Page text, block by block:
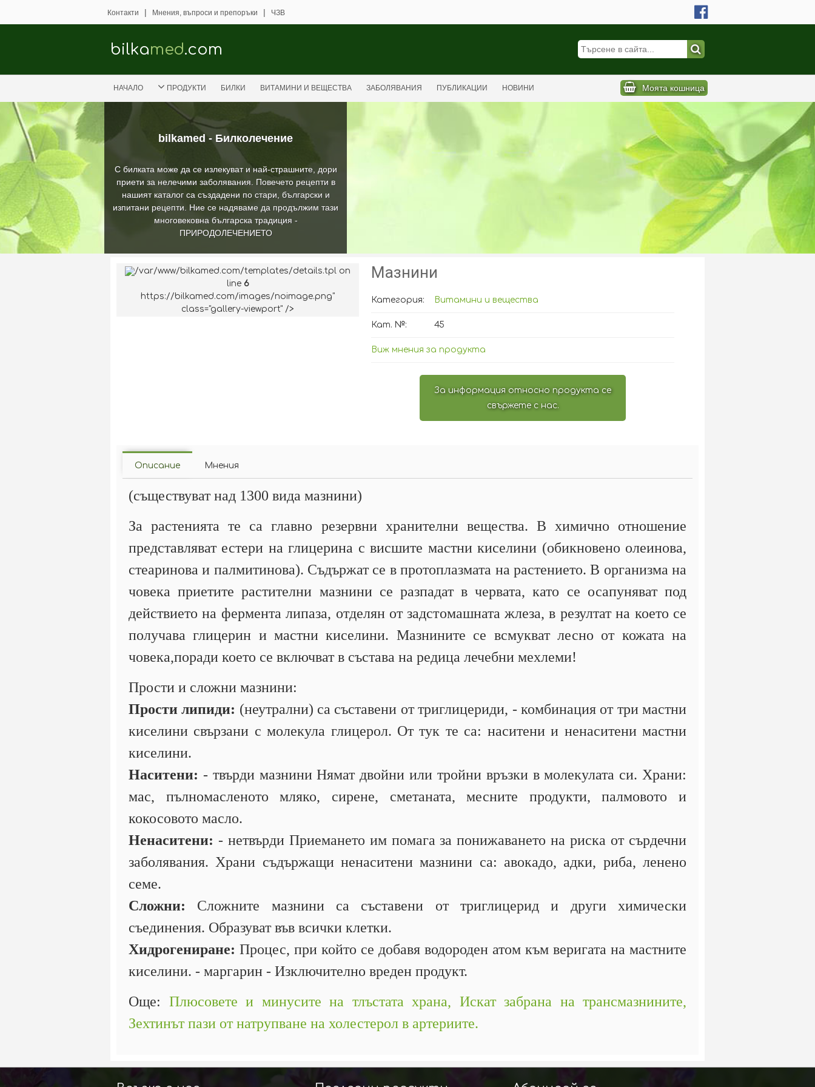
bilkamed - Билколечение
С билката може да се излекуват и най-страшните, дори
приети за нелечими заболявания. Повечето рецепти в
нашият каталог са създадени по стари, български и
изпитани рецепти. Ние се надяваме да продължим тази
многовековна българска традиция -
ПРИРОДОЛЕЧЕНИЕТО
Контакти | Мнения, въпроси и препоръки | ЧЗВ
bilkamed.com
НАЧАЛО ПРОДУКТИ БИЛКИ ВИТАМИНИ И ВЕЩЕСТВА ЗАБОЛЯВАНИЯ ПУБЛИКАЦИИ НОВИНИ Моята кошница
/var/www/bilkamed.com/templates/details.tpl on
line 6
https://bilkamed.com/images/noimage.png"
class="gallery-viewport" />
Мазнини
Категория: Витамини и вещества
Кат. №: 45
Виж мнения за продукта
За информация относно продукта се
свържете с нас.
Описание Мнения
(съществуват над 1300 вида мазнини)
За растенията те са главно резервни хранителни вещества. В химично отношение
представляват естери на глицерина с висшите мастни киселини (обикновено олеинова,
стеаринова и палмитинова). Съдържат се в протоплазмата на растението. В организма на
човека приетите растителни мазнини се разпадат в червата, като се осапуняват под
действието на фермента липаза, отделян от задстомашната жлеза, в резултат на което се
получава глицерин и мастни киселини. Мазнините се всмукват лесно от кожата на
човека,поради което се включват в състава на редица лечебни мехлеми!
Прости и сложни мазнини:
Прости липиди: (неутрални) са съставени от триглицериди, - комбинация от три мастни
киселини свързани с молекула глицерол. От тук те са: наситени и ненаситени мастни
киселини.
Наситени: - твърди мазнини Нямат двойни или тройни връзки в молекулата си. Храни:
мас, пълномасленото мляко, сирене, сметаната, месните продукти, палмовото и
кокосовото масло.
Ненаситени: - нетвърди Приемането им помага за понижаването на риска от сърдечни
заболявания. Храни съдържащи ненаситени мазнини са: авокадо, адки, риба, ленено
семе.
Сложни: Сложните мазнини са съставени от триглицерид и други химически
съединения. Образуват във всички клетки.
Хидрогениране: Процес, при който се добавя водороден атом към веригата на мастните
киселини. - маргарин - Изключително вреден продукт.
Още: Плюсовете и минусите на тлъстата храна,
Искат забрана на трансмазнините,
Зехтинът пази от натрупване на холестерол в артериите.